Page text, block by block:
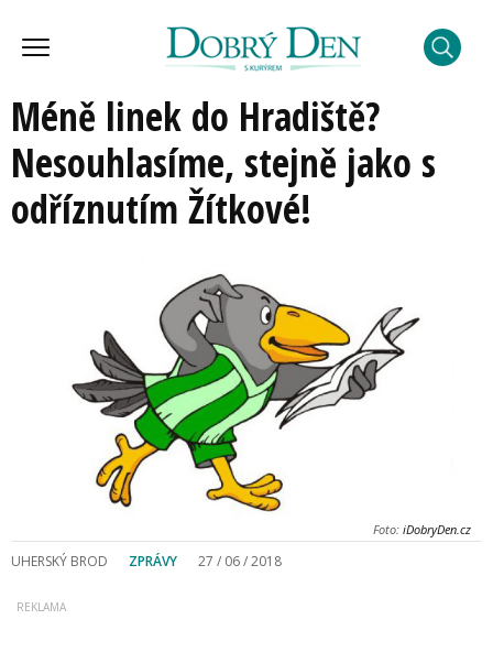
Méně linek do Hradiště?
Nesouhlasíme, stejně jako s
odříznutím Žítkové!
Foto: iDobryDen.cz
UHERSKÝ BROD ZPRÁVY 27 / 06 / 2018